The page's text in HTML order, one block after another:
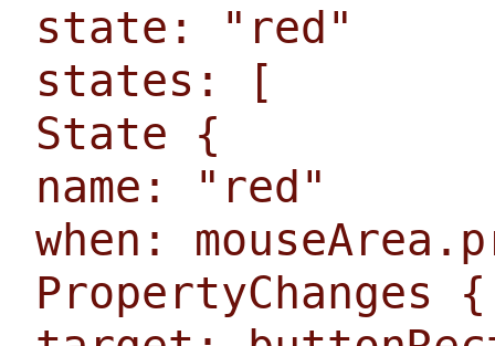
state: "red"
states: [
State {
name: "red"
when:
PropertyChanges {